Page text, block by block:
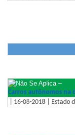
–
Carros autônomos na
| 16-08-2018 | Estado